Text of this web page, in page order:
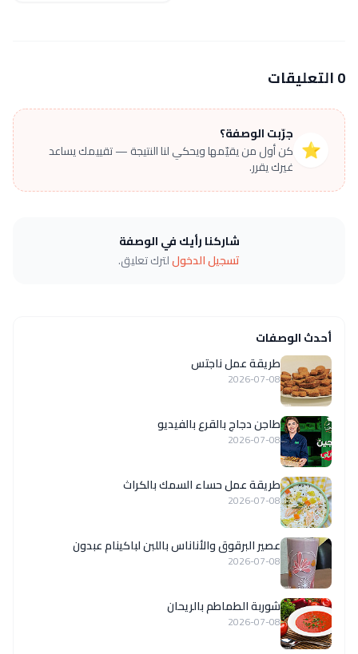
0 التعليقات
⭐
جرّبت الوصفة؟
كن أول من يقيّمها ويحكي لنا النتيجة — تقييمك يساعد
غيرك يقرر.
شاركنا رأيك في الوصفة
تسجيل الدخوللترك تعليق.
أحدث الوصفات
طريقة عمل ناجتس
2026-07-08
طاجن دجاج بالقرع بالفيديو
2026-07-08
طريقة عمل حساء السمك بالكراث
2026-07-08
عصير البرقوق والأناناس باللبن لباكينام عبدون
2026-07-08
شوربة الطماطم بالريحان
2026-07-08